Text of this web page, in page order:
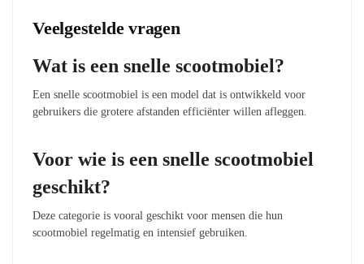
Veelgestelde vragen
Wat is een snelle scootmobiel?
Een snelle scootmobiel is een model dat is ontwikkeld voor
gebruikers die grotere afstanden efficiënter willen afleggen.
Voor wie is een snelle scootmobiel
geschikt?
Deze categorie is vooral geschikt voor mensen die hun
scootmobiel regelmatig en intensief gebruiken.